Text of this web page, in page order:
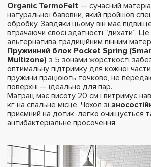
Organic TermoFelt — сучасний
натуральної бавовни, який пройшов
обробку. Завдяки цьому він має
втрачаючи своєї здатності “дихати”. Це
альтернатива традиційним пінним
Пружинний блок Pocket Spring
Multizone) з 5 зонами жорсткості
оптимальну підтримку для кожної
пружини працюють точково, не
поверхні — ідеально для пар.
Матрац має висоту 20 см і витримує
кг на спальне місце. Чохол зі
приємний на дотик, легко очищується
антибактеріальне просочення.